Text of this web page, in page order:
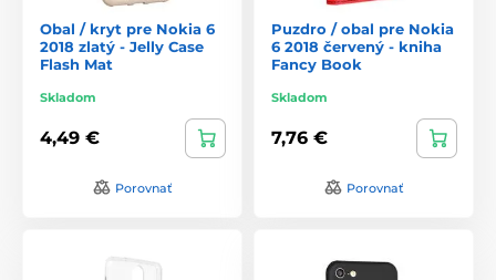
Obal / kryt pre Nokia 6
2018 zlatý - Jelly Case
Flash Mat
Skladom
4,49 €
Porovnať
Puzdro / obal pre Nokia
6 2018 červený - kniha
Fancy Book
Skladom
7,76 €
Porovnať